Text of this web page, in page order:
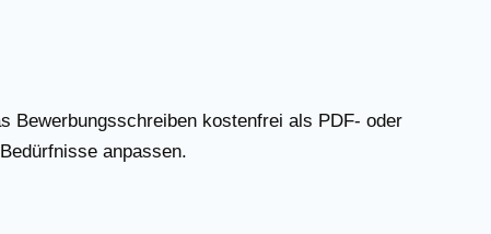
Bewerbungsschreiben kostenfrei als PDF- oder
anpassen.